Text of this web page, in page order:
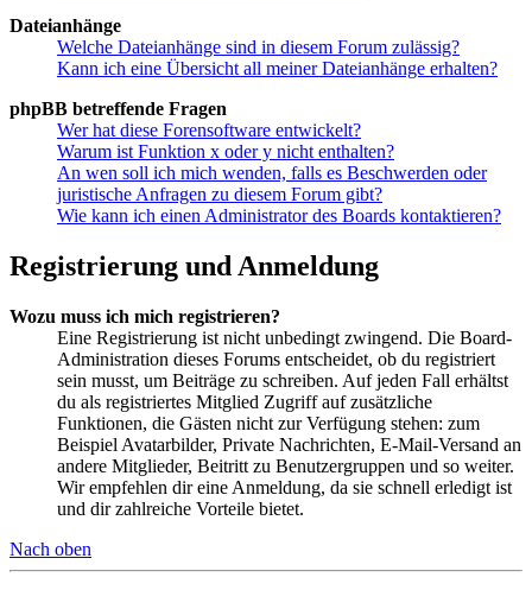
Dateianhänge
Welche Dateianhänge sind in diesem Forum zulässig?
Kann ich eine Übersicht all meiner Dateianhänge erhalten?
phpBB betreffende Fragen
Wer hat diese Forensoftware entwickelt?
Warum ist Funktion x oder y nicht enthalten?
An wen soll ich mich wenden, falls es Beschwerden oder
juristische Anfragen zu diesem Forum gibt?
Wie kann ich einen Administrator des Boards kontaktieren?
Registrierung und Anmeldung
Wozu muss ich mich registrieren?
Eine Registrierung ist nicht unbedingt zwingend. Die Board-
Administration dieses Forums entscheidet, ob du registriert
sein musst, um Beiträge zu schreiben. Auf jeden Fall erhältst
du als registriertes Mitglied Zugriff auf zusätzliche
Funktionen, die Gästen nicht zur Verfügung stehen: zum
Beispiel Avatarbilder, Private Nachrichten, E-Mail-Versand an
andere Mitglieder, Beitritt zu Benutzergruppen und so weiter.
Wir empfehlen dir eine Anmeldung, da sie schnell erledigt ist
und dir zahlreiche Vorteile bietet.
Nach oben